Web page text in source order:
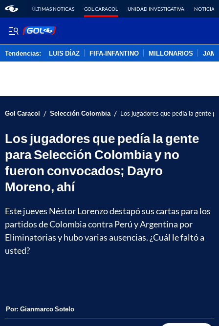
ÚLTIMAS NOTICAS GOL CARACOL UNIDAD INVESTIGATIVA NOTICIAS
Tendencias: LUIS DÍAZ FIFA-INFANTINO MILLONARIOS
Gol Caracol / Selección Colombia / Los jugadores que pedía la gente
Los jugadores que pedía la gente
para Selección Colombia y no
fueron convocados; Dayro
Moreno, ahí
Este jueves Néstor Lorenzo destapó sus cartas para los
partidos de Colombia contra Perú y Argentina por
Eliminatorias y hubo varias ausencias. ¿Cuál le faltó a
usted?
Por: Gianmarco Sotelo